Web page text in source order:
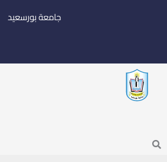
جامعة بورسعيد
Search